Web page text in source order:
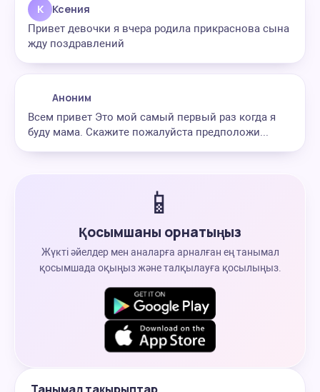
К Ксения
Привет девочки я вчера родила прикраснова сына
жду поздравлений
Аноним
Всем привет Это мой самый первый раз когда я
буду мама. Скажите пожалуйста предположи...
📱
Қосымшаны орнатыңыз
Жүкті әйелдер мен аналарға арналған ең танымал
қосымшада оқыңыз және талқылауға қосылыңыз.